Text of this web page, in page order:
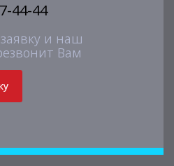
44-44
и наш
Вам